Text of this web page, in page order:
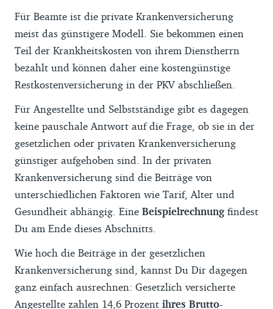
Für Beamte ist die private Krankenversicherung
meist das günstigere Modell. Sie bekommen einen
Teil der Krankheitskosten von ihrem Dienstherrn
bezahlt und können daher eine kostengünstige
Restkostenversicherung in der PKV abschließen.
Für Angestellte und Selbstständige gibt es dagegen
keine pauschale Antwort auf die Frage, ob sie in der
gesetzlichen oder privaten Krankenversicherung
günstiger aufgehoben sind. In der privaten
Krankenversicherung sind die Beiträge von
unterschiedlichen Faktoren wie Tarif, Alter und
Gesundheit abhängig. Eine Beispielrechnungfindest
Du am Ende dieses Abschnitts.
Wie hoch die Beiträge in der gesetzlichen
Krankenversicherung sind, kannst Du Dir dagegen
ganz einfach ausrechnen: Gesetzlich versicherte
Angestellte zahlen 14,6 Prozent ihres Brutto-